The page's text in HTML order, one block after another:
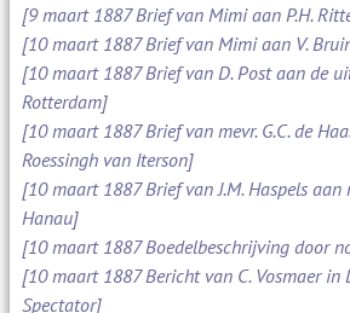
[9 maart 1887 Brief van Mimi aan P.H.
[10 maart 1887 Brief van Mimi aan V.
[10 maart 1887 Brief van D. Post aan de
Rotterdam]
[10 maart 1887 Brief van mevr. G.C. de
Roessingh van Iterson]
[10 maart 1887 Brief van J.M. Haspels aan
Hanau]
[10 maart 1887 Boedelbeschrijving door
[10 maart 1887 Bericht van C. Vosmaer in
Spectator]